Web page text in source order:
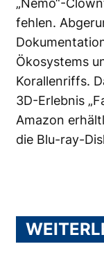
„Nemo“-
fehlen.
Ökosystems
Korallenriffs.
3D-Erlebnis
Amazon
die Blu-ray-